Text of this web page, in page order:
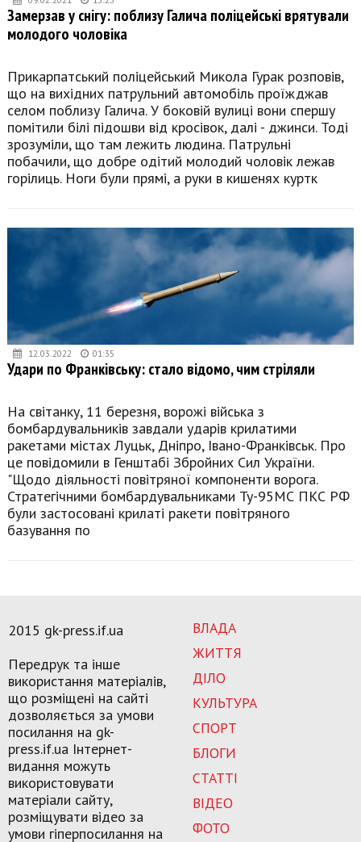
Замерзав у снігу: поблизу Галича поліцейські врятували
молодого чоловіка
Прикарпатський поліцейський Микола Гурак розповів,
що на вихідних патрульний автомобіль проїжджав
селом поблизу Галича. У боковій вулиці вони спершу
помітили білі підошви від кросівок, далі - джинси. Тоді
зрозуміли, що там лежить людина. Патрульні
побачили, що добре одітий молодий чоловік лежав
горілиць. Ноги були прямі, а руки в кишенях куртк
12.03.2022 01:35
Удари по Франківську: стало відомо, чим стріляли
На світанку, 11 березня, ворожі війська з
бомбардувальників завдали ударів крилатими
ракетами містах Луцьк, Дніпро, Івано-Франківськ. Про
це повідомили в Генштабі Збройних Сил України.
"Щодо діяльності повітряної компоненти ворога.
Стратегічними бомбардувальниками Ту-95МС ПКС РФ
були застосовані крилаті ракети повітряного
базування по
ВЛАДА
ЖИТТЯ
ДІЛО
КУЛЬТУРА
СПОРТ
БЛОГИ
СТАТТІ
ВІДЕО
ФОТО
2015 gk-press.if.ua
Передрук та інше
використання матеріалів,
що розміщені на сайті
дозволяється за умови
посилання на gk-
press.if.ua Інтернет-
видання можуть
використовувати
матеріали сайту,
розміщувати відео за
умови гіперпосилання на